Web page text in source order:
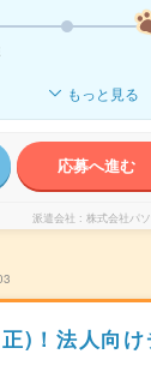
もっと見る
応募へ進む
派遣会社 株式会社パ
)！法人向